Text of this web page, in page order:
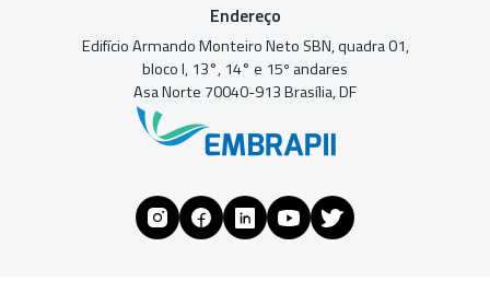
Endereço
Edifício Armando Monteiro Neto SBN, quadra 01,
bloco I, 13°, 14° e 15º andares
Asa Norte 70040-913 Brasília, DF